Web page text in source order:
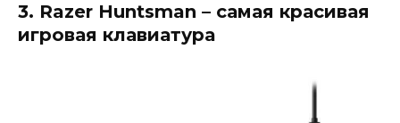
3. Razer Huntsman – самая красивая
игровая клавиатура